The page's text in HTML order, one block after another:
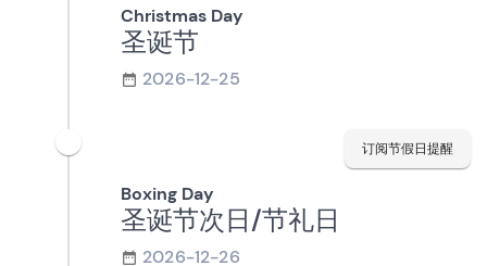
Christmas Day
圣诞节
2026-12-25
订阅节假日提醒
Boxing Day
圣诞节次日/节礼日
2026-12-26